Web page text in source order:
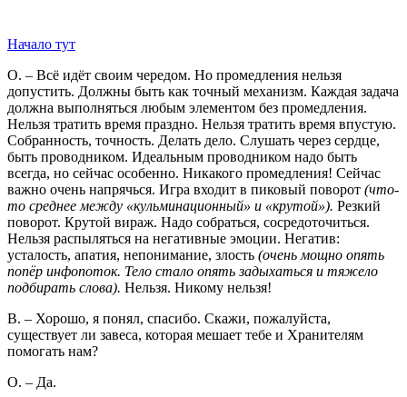
Начало тут
О. – Всё идёт своим чередом. Но промедления нельзя
допустить. Должны быть как точный механизм. Каждая задача
должна выполняться любым элементом без промедления.
Нельзя тратить время праздно. Нельзя тратить время впустую.
Собранность, точность. Делать дело. Слушать через сердце,
быть проводником. Идеальным проводником надо быть
всегда, но сейчас особенно. Никакого промедления! Сейчас
важно очень напрячься. Игра входит в пиковый поворот (что-
то среднее между «кульминационный» и «крутой»). Резкий
поворот. Крутой вираж. Надо собраться, сосредоточиться.
Нельзя распыляться на негативные эмоции. Негатив:
усталость, апатия, непонимание, злость (очень мощно опять
попёр инфопоток. Тело стало опять задыхаться и тяжело
подбирать слова). Нельзя. Никому нельзя!
В. – Хорошо, я понял, спасибо. Скажи, пожалуйста,
существует ли завеса, которая мешает тебе и Хранителям
помогать нам?
О. – Да.